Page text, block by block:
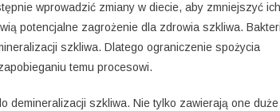
wprowadzić zmiany w diecie, aby zmniejszyć ich
potencjalne zagrożenie dla zdrowia szkliwa.
szkliwa. Dlatego ograniczenie spożycia
temu procesowi.
demineralizacji szkliwa. Nie tylko zawierają one duże